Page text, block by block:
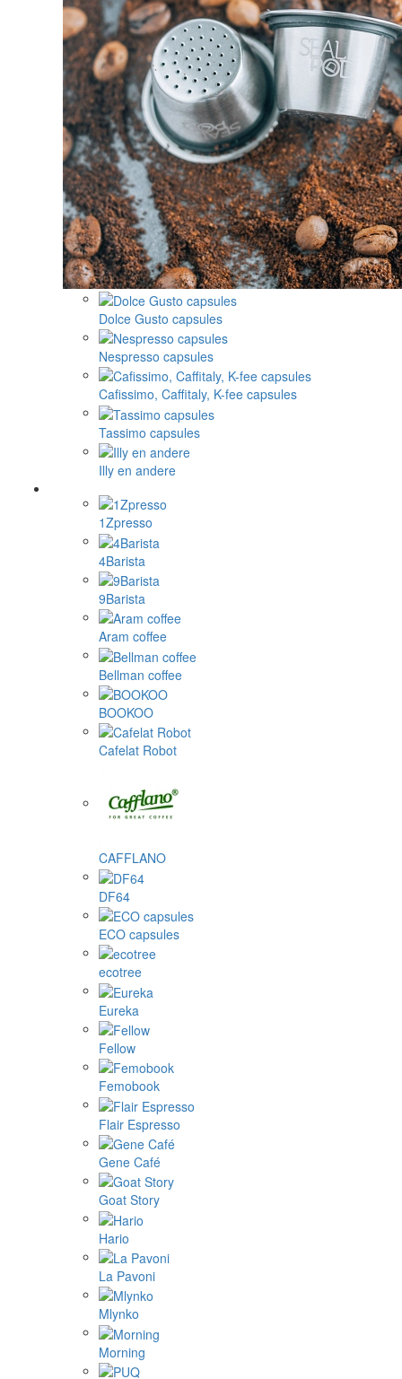
Dolce Gusto capsules
Nespresso capsules
Cafissimo, Caffitaly, K-fee capsules
Tassimo capsules
Illy en andere
1Zpresso
4Barista
9Barista
Aram coffee
Bellman coffee
BOOKOO
Cafelat Robot
CAFFLANO
DF64
ECO capsules
ecotree
Eureka
Fellow
Femobook
Flair Espresso
Gene Café
Goat Story
Hario
La Pavoni
Mlynko
Morning